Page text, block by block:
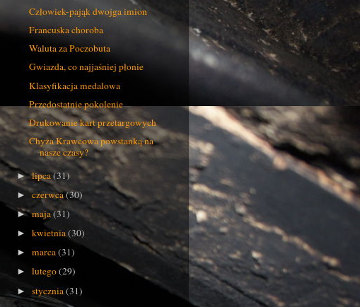
Człowiek-pająk dwojga imion
Francuska choroba
Waluta za Poczobuta
Gwiazda, co najjaśniej płonie
Klasyfikacja medalowa
Przedostatnie pokolenie
Drukowanie kart przetargowych
Chyża Krawcowa powstanką na
nasze czasy?
►lipca(31)
►czerwca(30)
►maja(31)
►kwietnia(30)
►marca(31)
►lutego(29)
►stycznia(31)